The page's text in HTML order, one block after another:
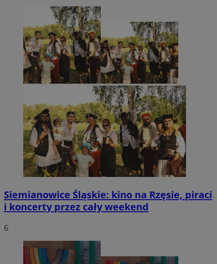
Siemianowice Śląskie: kino na Rzęsie, piraci
i koncerty przez cały weekend
6